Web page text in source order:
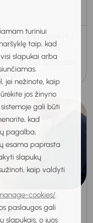
turiniui
taip, kad
slapukai arba
jei nežinote, kaip
jos žinyno
gali būti
kad
pagalba,
esama paprasta
slapukų
kaip valdyti
cookies/.
paslaugos gali
slapukais, o juos
Kaip atsakyti į
POKALBIUI. Sužinosite
d...
konsultanto